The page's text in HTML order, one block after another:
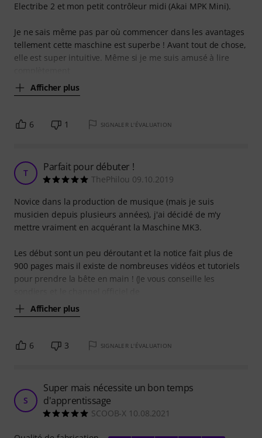
Electribe 2 et mon petit contrôleur midi (Akai MPK Mini).
Je ne sais même pas par où commencer dans les avantages
tellement cette maschine est superbe ! Avant tout de chose,
elle est super intuitive. Même si je me suis amusé à lire
Afficher plus
6 1 SIGNALER L'ÉVALUATION
T Parfait pour débuter !
ThePhilou 09.10.2019
Novice dans la production de musique (mais je suis
musicien depuis plusieurs années), j'ai décidé de m'y
mettre vraiment en acquérant la Maschine MK3.
Les début sont un peu déroutant et la notice fait plus de
900 pages mais il existe de nombreuses vidéos et tutoriels
pour prendre la bête en main ! (Je vous conseille les
Afficher plus
6 3 SIGNALER L'ÉVALUATION
S
Super mais nécessite un bon temps
d'apprentissage
SCOOB-X 10.08.2021